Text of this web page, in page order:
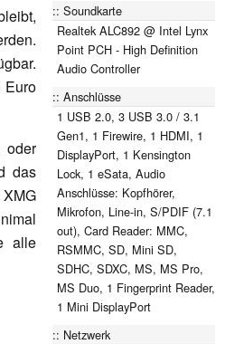
Euro
oder
das
alle
Soundkarte
Realtek ALC892 @ Intel Lynx
Point PCH - High Definition
Audio Controller
Anschlüsse
1 USB 2.0, 3 USB 3.0 / 3.1
Gen1, 1 Firewire, 1 HDMI, 1
DisplayPort, 1 Kensington
Lock, 1 eSata, Audio
Anschlüsse: Kopfhörer,
Mikrofon, Line-in, S/PDIF (7.1
out), Card Reader: MMC,
RSMMC, SD, Mini SD,
SDHC, SDXC, MS, MS Pro,
MS Duo, 1 Fingerprint Reader,
1 Mini DisplayPort
Netzwerk